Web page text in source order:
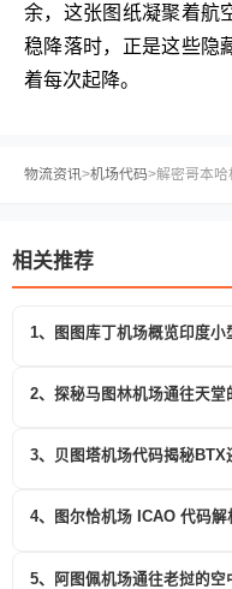
余，这张图纸凝聚着航
稳降落时，正是这些隐
着每次起降。
物流资讯>机场代码>解密哥本
相关推荐
1、图图库丁机场概览印度小
2、探秘马图林机场通往天堂
3、贝图塔机场代码揭秘BTX
4、图尔恰机场 ICAO 代码
5、阿图佩机场通往老挝的空